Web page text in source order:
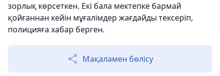
зорлық көрсеткен. Екі бала мектепке бармай
қойғаннан кейін мұғалімдер жағдайды тексеріп,
полицияға хабар берген.
Мақаламен бөлісу